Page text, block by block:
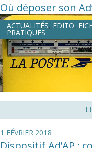
Où déposer son
ACTUALITÉS, EDITO,
PRATIQUES
1 FÉVRIER 2018